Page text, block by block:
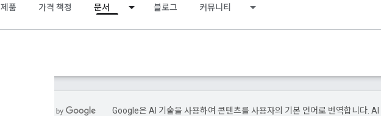
제품 가격 책정 문서 블로그 커뮤니티
Google은 AI 기술을 사용하여 콘텐츠를 사용자의 기본 언어로 번역합니다.